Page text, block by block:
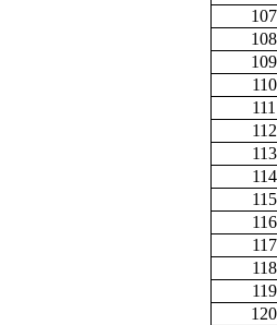
107
108
109
110
111
112
113
114
115
116
117
118
119
120